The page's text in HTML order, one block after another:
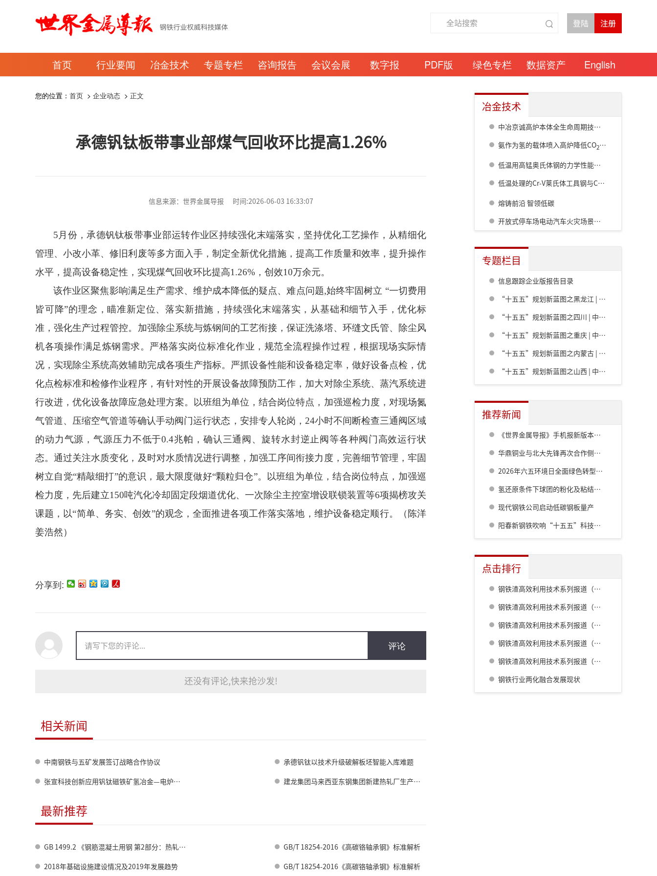
首页 行业要闻 冶金技术 专题专栏 咨询报告 会议会展 数字报 PDF版 绿色专栏 数据资产 English
您的位置： 首页 > 企业动态 > 正文
承德钒钛板带事业部煤气回收环比提高1.26%
信息来源：世界金属导报 时间:2026-06-03 16:33:07
5 月份，承德钒钛板带事业部运转作业区持续强化末端落实， 坚持优化工艺操作， 从精细化
管理、小改小革、修旧利废等多方面入手，制定全新优化措施，提高工作质量和效率， 提升操作
水平，提高设备稳定性，实现煤气回收环比提高1.26%，创效10万余元。
该作业区聚焦影响满足生产需求、维护成本降低的疑点、难点问题,始终牢固树立 “一切费用
皆可降”的理念，瞄准新定位、落实新措施，持续强化末端落实， 从基础和细节入手，优化标
准，强化生产过程管控。加强除尘系统与炼钢间的工艺衔接，保证洗涤塔、环缝文氏管、除尘风
机各项操作满足炼钢需求。严格落实岗位标准化作业，规范全流程操作过程，根据现场实际情
况，实现除尘系统高效辅助完成各项生产指标。 严抓设备性能和设备稳定率，做好设备点检，优
化点检标准和检修作业程序，有针对性的开展设备故障预防工作，加大对除尘系统、蒸汽系统进
行改进，优化设备故障应急处理方案。
以班组为单位，结合岗位特点，加强巡检力度，对现场氮
气管道、压缩空气管道等确认手动阀门运行状态，安排专人轮岗，24小时不间断检查三通阀区域
的动力气源，气源压力不低于0.4兆帕，确认三通阀、旋转水封逆止阀等各种阀门高效运行状
态。通过关注水质变化，及时对水质情况进行调整，加强工序间衔接力度，完善细节管理，牢固
树立自觉“精敲细打”的意识，最大限度做好“颗粒归仓”。
以班组为单位，结合岗位特点，加强巡
检力度， 先后建立150吨汽化冷却固定段烟道优化、 一次除尘主控室增设联锁装置等6项揭榜攻关
课题 ， 以“简单、务实、创效”的观念，全面推进各项工作落实落地，维护设备稳定顺行。（陈洋
姜浩然）
分享到:
评论
还没有评论,快来抢沙发!
相关新闻
中南钢铁与五矿发展签订战略合作协议 承德钒钛以技术升级破解板坯智能入库难题
张宣科技创新应用钒钛磁铁矿氢冶金—电炉熔分技术提取高价值钛元素 建龙集团马来西亚东钢集团新建热轧厂生产出第一卷带钢
最新推荐
GB 1499.2 《钢筋混凝土用钢 第2部分：热轧带肋钢筋》标准修订情况 GB/T 18254-2016《高碳铬轴承钢》标准解析
2018年基础设施建设情况及2019年发展趋势 GB/T 18254-2016《高碳铬轴承钢》标准解析
冶金技术
中冶京诚高炉本体全生命周期技术解决方案
氨作为氢的载体喷入高炉降低CO2排放的研究
低温用高锰奥氏体钢的力学性能与断裂特征
低温处理的Cr-V莱氏体工具钢与CuSn
熔铸前沿 智领低碳
开放式停车场电动汽车火灾场景下H型钢柱的防火保护优化设计
专题栏目
信息跟踪企业版报告目录
“十五五”规划新蓝图之黑龙江 | 中共黑龙江省委关于制定国民经济和社会发展第十五个五年规划的建议
“十五五”规划新蓝图之四川 | 中共四川省委关于制定四川省国民经济和社会发展第十五个五年规划的建议
“十五五”规划新蓝图之重庆 | 中共重庆市委关于制定重庆市国民经济和社会发展第十五个五年规划的建议
“十五五”规划新蓝图之内蒙古 | 内蒙古自治区党委关于制定国民经济和社会发展第十五个五年规划的建议
“十五五”规划新蓝图之山西 | 中共山西省委关于制定山西省国民经济和社会发展第十五个五年规划的建议
推荐新闻
《世界金属导报》手机报新版本发布，免费下载，免费看
华鼎铜业与北大先锋再次合作侧吹炉配套6000立方制氧项目
2026年六五环境日全面绿色转型，共建美丽中国
氢还原条件下球团的粉化及粘结现象强度评价
现代钢铁公司启动低碳钢板量产
阳春新钢铁吹响“十五五”科技强企冲锋号
点击排行
钢铁渣高效利用技术系列报道（一） 室兰钢铁厂用钢渣骨料配制重混凝土的研究
钢铁渣高效利用技术系列报道（二） 鹿岛钢铁厂钢铁渣利用技术的开发
钢铁渣高效利用技术系列报道（五） 八幡厂钢铁渣的利用
钢铁渣高效利用技术系列报道（三） 名古屋厂铁水预处理炉渣肥料化的开发
钢铁渣高效利用技术系列报道（四） 广畑厂灰石材生产利用技术的开发
钢铁行业两化融合发展现状